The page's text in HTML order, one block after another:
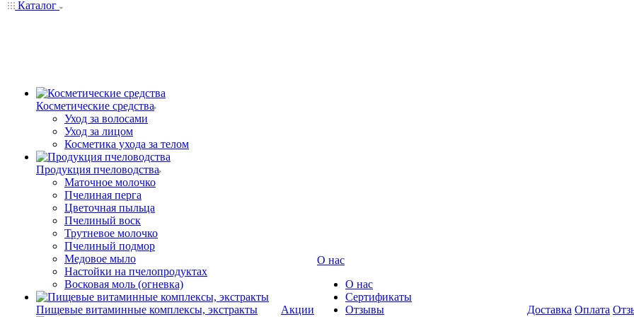
Каталог
Косметические средства
Уход за волосами
Уход за лицом
Косметика ухода за телом
Продукция пчеловодства
Маточное молочко
Пчелиная перга
Цветочная пыльца
Пчелиный воск
Трутневое молочко
Пчелиный подмор
Медовое мыло
Настойки на пчелопродуктах
Восковая моль (огневка)
Пищевые витаминные комплексы, экстракты Акции
О нас
О нас
Сертификаты
Отзывы
Доставка Оплата